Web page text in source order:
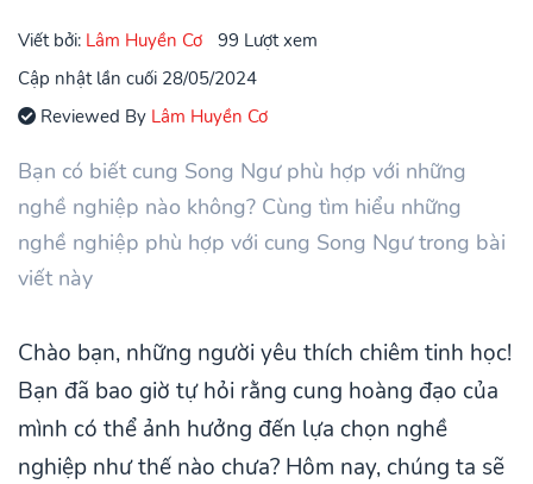
Viết bởi: Lâm Huyền Cơ
99 Lượt xem
Cập nhật lần cuối 28/05/2024
Reviewed By Lâm Huyền Cơ
Bạn có biết cung Song Ngư phù hợp với những
nghề nghiệp nào không? Cùng tìm hiểu những
nghề nghiệp phù hợp với cung Song Ngư trong bài
viết này
Chào bạn, những người yêu thích chiêm tinh học!
Bạn đã bao giờ tự hỏi rằng cung hoàng đạo của
mình có thể ảnh hưởng đến lựa chọn nghề
nghiệp như thế nào chưa? Hôm nay, chúng ta sẽ